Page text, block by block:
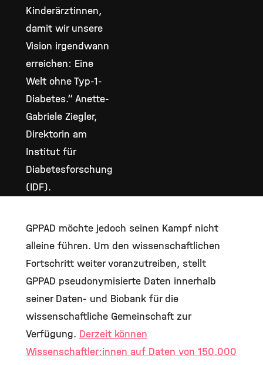
Kinderärztinnen,
damit wir unsere
Vision irgendwann
erreichen: Eine
Welt ohne Typ-1-
Diabetes.“ Anette-
Gabriele Ziegler,
Direktorin am
Institut für
Diabetesforschung
(IDF).
GPPAD möchte jedoch seinen Kampf nicht
alleine führen. Um den wissenschaftlichen
Fortschritt weiter voranzutreiben, stellt
GPPAD pseudonymisierte Daten innerhalb
seiner Daten- und Biobank für die
wissenschaftliche Gemeinschaft zur
Verfügung. Derzeit können
Wissenschaftler:innen auf Daten von 150.000